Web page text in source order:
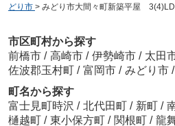
どり市 > みどり市大間々町新築平屋
市区町村から探す
前橋市 / 高崎市 / 伊勢崎市 / 太田
佐波郡玉村町 / 富岡市 / みどり市 /
町名から探す
富士見町時沢 / 北代田町 / 新町 /
樋越町 / 東小保方町 / 関根町 / 龍